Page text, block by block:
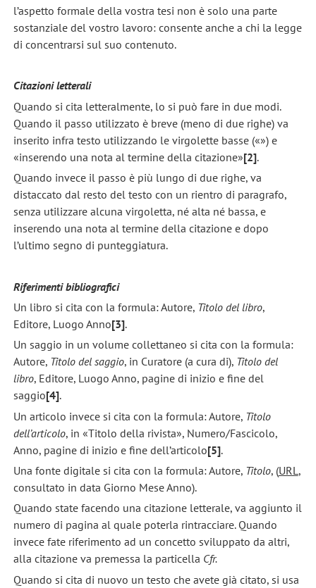
l’aspetto formale della vostra tesi non è solo una parte
sostanziale del vostro lavoro: consente anche a chi la legge
di concentrarsi sul suo contenuto.
Citazioni letterali
Quando si cita letteralmente, lo si può fare in due modi.
Quando il passo utilizzato è breve (meno di due righe) va
inserito infra testo utilizzando le virgolette basse («») e
«inserendo una nota al termine della citazione»[2].
Quando invece il passo è più lungo di due righe, va
distaccato dal resto del testo con un rientro di paragrafo,
senza utilizzare alcuna virgoletta, né alta né bassa, e
inserendo una nota al termine della citazione e dopo
l’ultimo segno di punteggiatura.
Riferimenti bibliografici
Un libro si cita con la formula: Autore, Titolo del libro,
Editore, Luogo Anno[3].
Un saggio in un volume collettaneo si cita con la formula:
Autore, Titolo del saggio, in Curatore (a cura di), Titolo del
libro, Editore, Luogo Anno, pagine di inizio e fine del
saggio[4].
Un articolo invece si cita con la formula: Autore, Titolo
dell’articolo, in «Titolo della rivista», Numero/Fascicolo,
Anno, pagine di inizio e fine dell’articolo[5].
Una fonte digitale si cita con la formula: Autore, Titolo, (URL,
consultato in data Giorno Mese Anno).
Quando state facendo una citazione letterale, va aggiunto il
numero di pagina al quale poterla rintracciare. Quando
invece fate riferimento ad un concetto sviluppato da altri,
alla citazione va premessa la particella Cfr.
Quando si cita di nuovo un testo che avete già citato, si usa